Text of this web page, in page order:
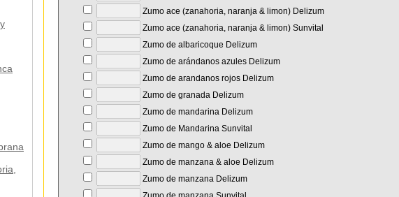
Zumo ace (zanahoria, naranja & limon) Delizum
Zumo ace (zanahoria, naranja & limon) Sunvital
Zumo de albaricoque Delizum
Zumo de arándanos azules Delizum
Zumo de arandanos rojos Delizum
Zumo de granada Delizum
Zumo de mandarina Delizum
Zumo de Mandarina Sunvital
Zumo de mango & aloe Delizum
Zumo de manzana & aloe Delizum
Zumo de manzana Delizum